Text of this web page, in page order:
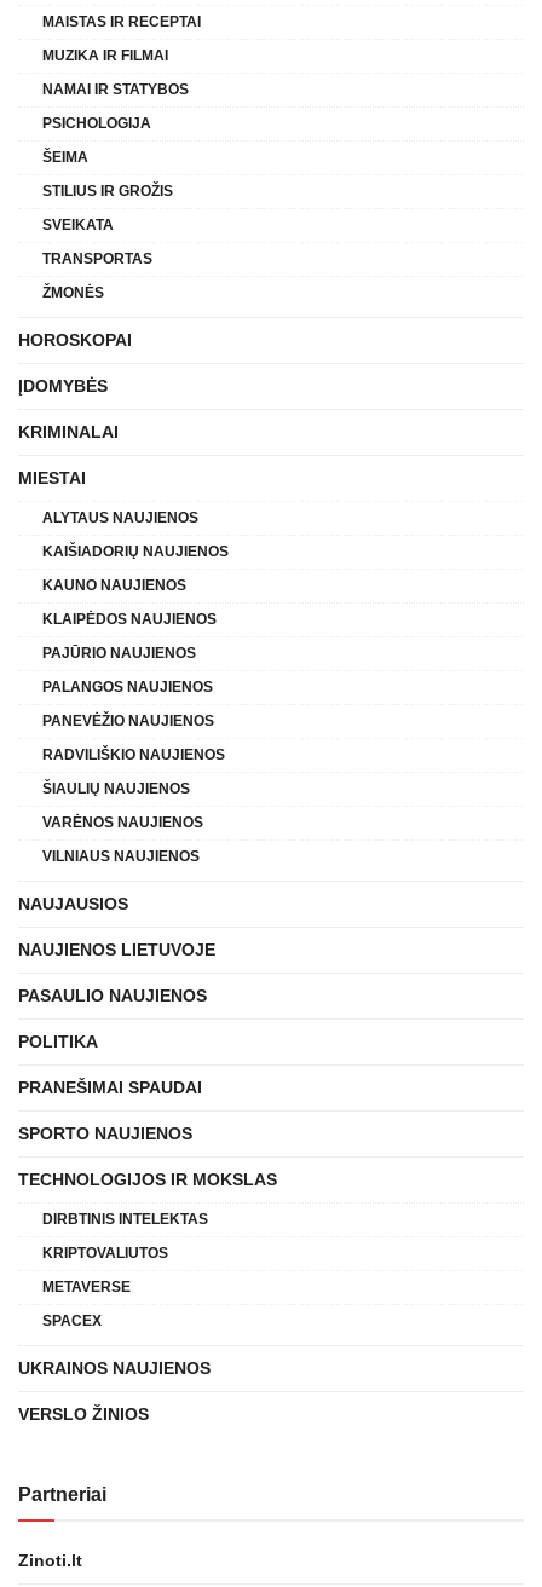
MAISTAS IR RECEPTAI
MUZIKA IR FILMAI
NAMAI IR STATYBOS
PSICHOLOGIJA
ŠEIMA
STILIUS IR GROŽIS
SVEIKATA
TRANSPORTAS
ŽMONĖS
HOROSKOPAI
ĮDOMYBĖS
KRIMINALAI
MIESTAI
ALYTAUS NAUJIENOS
KAIŠIADORIŲ NAUJIENOS
KAUNO NAUJIENOS
KLAIPĖDOS NAUJIENOS
PAJŪRIO NAUJIENOS
PALANGOS NAUJIENOS
PANEVĖŽIO NAUJIENOS
RADVILIŠKIO NAUJIENOS
ŠIAULIŲ NAUJIENOS
VARĖNOS NAUJIENOS
VILNIAUS NAUJIENOS
NAUJAUSIOS
NAUJIENOS LIETUVOJE
PASAULIO NAUJIENOS
POLITIKA
PRANEŠIMAI SPAUDAI
SPORTO NAUJIENOS
TECHNOLOGIJOS IR MOKSLAS
DIRBTINIS INTELEKTAS
KRIPTOVALIUTOS
METAVERSE
SPACEX
UKRAINOS NAUJIENOS
VERSLO ŽINIOS
Partneriai
Zinoti.lt